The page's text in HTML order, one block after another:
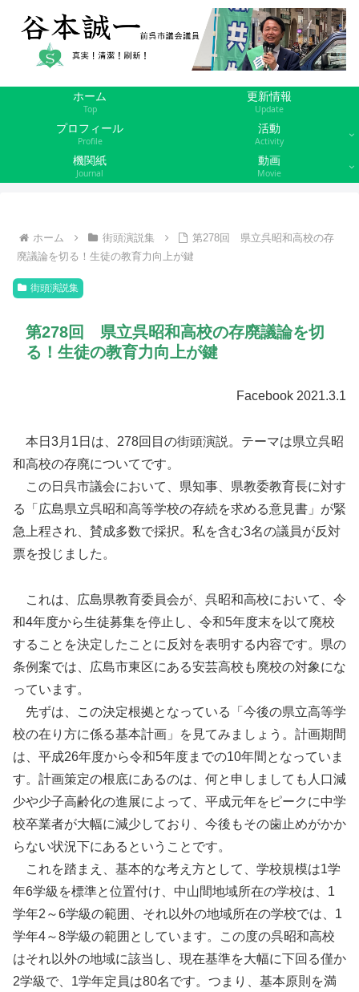
ホーム
Top
更新情報
Update
プロフィール
Profile
活動
Activity
機関紙
Journal
動画
Movie
ホーム 街頭演説集
第278回 県立呉昭和高校の存
廃議論を切る！生徒の教育力向上が鍵
街頭演説集
第278回 県立呉昭和高校の存廃議論を切
る！生徒の教育力向上が鍵
Facebook 2021.3.1
本日3月1日は、278回目の街頭演説。テーマは県立呉昭
和高校の存廃についてです。
この日呉市議会において、県知事、県教委教育長に対す
る「広島県立呉昭和高等学校の存続を求める意見書」が緊
急上程され、賛成多数で採択。私を含む3名の議員が反対
票を投じました。
これは、広島県教育委員会が、呉昭和高校において、令
和4年度から生徒募集を停止し、令和5年度末を以て廃校
することを決定したことに反対を表明する内容です。県の
条例案では、広島市東区にある安芸高校も廃校の対象にな
っています。
先ずは、この決定根拠となっている「今後の県立高等学
校の在り方に係る基本計画」を見てみましょう。計画期間
は、平成26年度から令和5年度までの10年間となっていま
す。計画策定の根底にあるのは、何と申しましても人口減
少や少子高齢化の進展によって、平成元年をピークに中学
校卒業者が大幅に減少しており、今後もその歯止めがかか
らない状況下にあるということです。
これを踏まえ、基本的な考え方として、学校規模は1学
年6学級を標準と位置付け、中山間地域所在の学校は、1
学年2～6学級の範囲、それ以外の地域所在の学校では、1
学年4～8学級の範囲としています。この度の呉昭和高校
はそれ以外の地域に該当し、現在基準を大幅に下回る僅か
2学級で、1学年定員は80名です。つまり、基本原則を満